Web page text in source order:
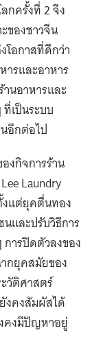
กครั้งที่ 2 จึง
ของชาวจีน
โอกาสที่ดีกว่า
ารและอาหาร
นอาหารและ
เป็นระบบ
อีกต่อไป
งกิจการร้าน
Laundry
งแต่ยุคตื่นทอง
นและปรับวิธีการ
ารปิดตัวลงของ
กยุคสมัยของ
วัติศาสตร์
งคงสัมผัสได้
คงมีปัญหาอยู่